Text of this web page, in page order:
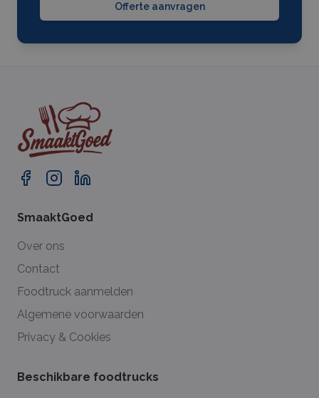
Offerte aanvragen
SmaaktGoed
Over ons
Contact
Foodtruck aanmelden
Algemene voorwaarden
Privacy & Cookies
Beschikbare foodtrucks